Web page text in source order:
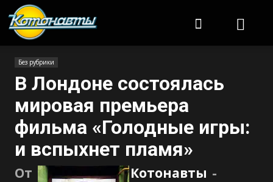
Без рубрики
В Лондоне состоялась
мировая премьера
фильма «Голодные игры:
и вспыхнет пламя»
От Котонавты -